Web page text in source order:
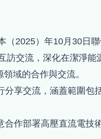
2025）年10月30日
交流，深化在潔淨
域的合作與交流。
享交流，涵蓋範圍包
作部署高壓直流電技